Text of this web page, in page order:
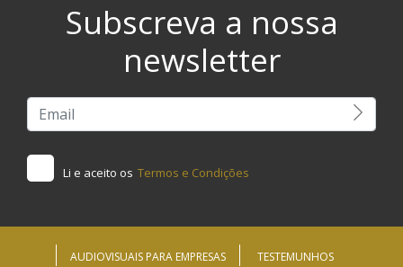
Subscreva a nossa
newsletter
Li e aceito os Termos e Condições
AUDIOVISUAIS PARA EMPRESAS TESTEMUNHOS